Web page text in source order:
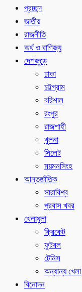
প্রচ্ছদ
জাতীয়
রাজনীতি
অর্থ ও বাণিজ্য
দেশজুড়ে
ঢাকা
চট্টগ্রাম
বরিশাল
রংপুর
রাজশাহী
খুলনা
সিলেট
ময়মনসিংহ
আন্তর্জাতিক
সারাবিশ্ব
প্রবাস খবর
খেলাধুলা
ক্রিকেট
ফুটবল
টেনিস
অন্যান্য খেলা
বিনোদন